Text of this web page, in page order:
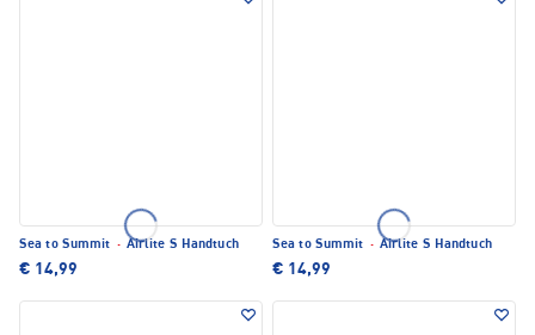
Sea to Summit · Airlite S Handtuch
€ 14,99
Sea to Summit · Airlite S Handtuch
€ 14,99